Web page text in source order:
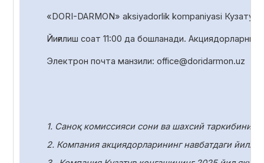
«DORI-DARMON» aksiyadorlik kompaniyasi Кузатув
Йиғилиш соат 11:00 да бошланади. Акциядорларни
Электрон почта манзили: office@doridarmon.uz
1. Саноқ комиссияси сони ва шахсий таркибини
2. Компания акциядорларининг навбатдаги